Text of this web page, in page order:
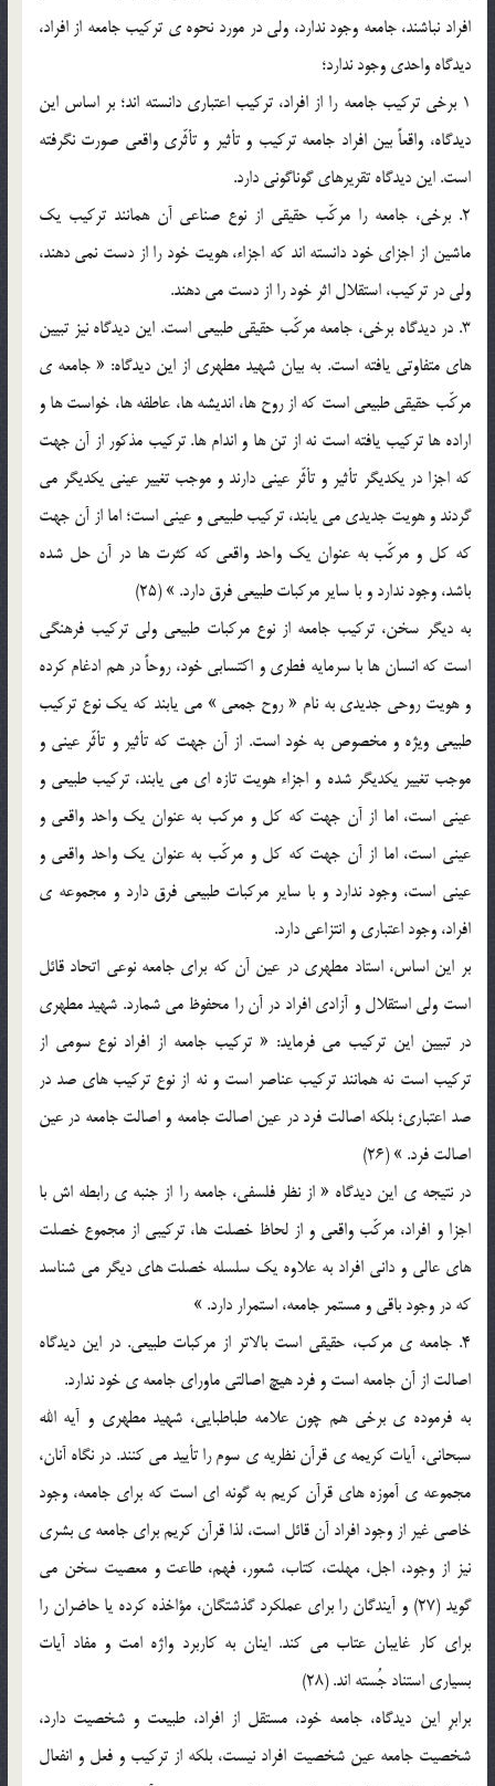
افراد نباشند، جامعه وجود ندارد، ولي در مورد نحوه ي ترکيب جامعه از افراد،
ديدگاه واحدي وجود ندارد؛
1 برخي ترکيب جامعه را از افراد، ترکيب اعتباري دانسته اند؛ بر اساس اين
ديدگاه، واقعاً بين افراد جامعه ترکيب و تأثير و تأثّري واقعي صورت نگرفته
است. اين ديدگاه تقريرهاي گوناگوني دارد.
2. برخي، جامعه را مرکّب حقيقي از نوع صناعي آن همانند ترکيب يک
ماشين از اجزاي خود دانسته اند که اجزاء، هويت خود را از دست نمي دهند،
ولي در ترکيب، استقلال اثر خود را از دست مي دهند.
3. در ديدگاه برخي، جامعه مرکّب حقيقي طبيعي است. اين ديدگاه نيز تبيين
هاي متفاوتي يافته است. به بيان شهيد مطهري از اين ديدگاه: « جامعه ي
مرکّب حقيقي طبيعي است که از روح ها، انديشه ها، عاطفه ها، خواست ها و
اراده ها ترکيب يافته است نه از تن ها و اندام ها. ترکيب مذکور از آن جهت
که اجزا در يکديگر تأثير و تأثّر عيني دارند و موجب تغيير عيني يکديگر مي
گردند و هويت جديدي مي يابند، ترکيب طبيعي و عيني است؛ اما از آن جهت
که کل و مرکّب به عنوان يک واحد واقعي که کثرت ها در آن حل شده
باشد، وجود ندارد و با ساير مرکبات طبيعي فرق دارد. » (25)
به ديگر سخن، ترکيب جامعه از نوع مرکبات طبيعي ولي ترکيب فرهنگي
است که انسان ها با سرمايه فطري و اکتسابي خود، روحاً در هم ادغام کرده
و هويت روحي جديدي به نام « روح جمعي » مي يابند که يک نوع ترکيب
طبيعي ويژه و مخصوص به خود است. از آن جهت که تأثير و تأثّر عيني و
موجب تغيير يکديگر شده و اجزاء هويت تازه اي مي يابند، ترکيب طبيعي و
عيني است، اما از آن جهت که کل و مرکب به عنوان يک واحد واقعي و
عيني است، اما از آن جهت که کل و مرکّب به عنوان يک واحد واقعي و
عيني است، وجود ندارد و با ساير مرکبات طبيعي فرق دارد و مجموعه ي
افراد، وجود اعتباري و انتزاعي دارد.
بر اين اساس، استاد مطهري در عين آن که براي جامعه نوعي اتحاد قائل
است ولي استقلال و آزادي افراد در آن را محفوظ مي شمارد. شهيد مطهري
در تبيين اين ترکيب مي فرمايد: « ترکيب جامعه از افراد نوع سومي از
ترکيب است نه همانند ترکيب عناصر است و نه از نوع ترکيب هاي صد در
صد اعتباري؛ بلکه اصالت فرد در عين اصالت جامعه و اصالت جامعه در عين
اصالت فرد. » (26)
در نتيجه ي اين ديدگاه « از نظر فلسفي، جامعه را از جنبه ي رابطه اش با
اجزا و افراد، مرکّب واقعي و از لحاظ خصلت ها، ترکيبي از مجموع خصلت
هاي عالي و داني افراد به علاوه يک سلسله خصلت هاي ديگر مي شناسد
که در وجود باقي و مستمر جامعه، استمرار دارد. »
4. جامعه ي مرکب، حقيقي است بالاتر از مرکبات طبيعي. در اين ديدگاه
اصالت از آن جامعه است و فرد هيچ اصالتي ماوراي جامعه ي خود ندارد.
به فرموده ي برخي هم چون علامه طباطبايي، شهيد مطهري و آيه الله
سبحاني، آيات کريمه ي قرآن نظريه ي سوم را تأييد مي کنند. در نگاه آنان،
مجموعه ي آموزه هاي قرآن کريم به گونه اي است که براي جامعه، وجود
خاصي غير از وجود افراد آن قائل است، لذا قرآن کريم براي جامعه ي بشري
نيز از وجود، اجل، مهلت، کتاب، شعور، فهم، طاعت و معصيت سخن مي
گويد (27) و آيندگان را براي عملکرد گذشتگان، مؤاخذه کرده يا حاضران را
براي کار غايبان عتاب مي کند. اينان به کاربرد واژه امت و مفاد آيات
بسياري استناد جُسته اند. (28)
برابرِ اين ديدگاه، جامعه خود، مستقل از افراد، طبيعت و شخصيت دارد،
شخصيت جامعه عين شخصيت افراد نيست، بلکه از ترکيب و فعل و انفعال